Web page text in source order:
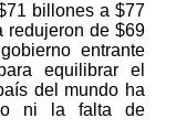
billones a $77
redujeron de $69
entrante
equilibrar el
del mundo ha
ni la falta de